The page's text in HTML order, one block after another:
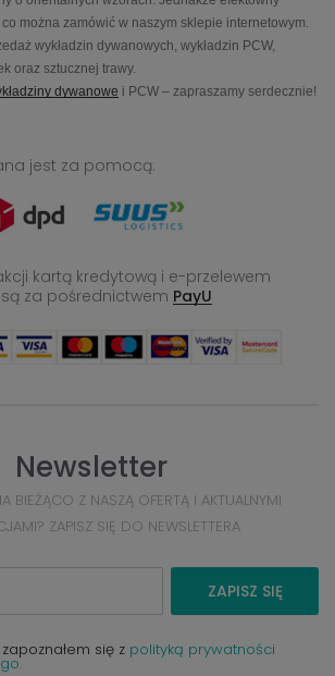
można zamówić w naszym sklepie internetowym.
wykładzin dywanowych, wykładzin PCW,
oraz sztucznej trawy.
dywanowe i PCW – zapraszamy serdecznie!
jest za pomocą:
kartą kredytową i e-przelewem
są za pośrednictwem PayU
Newsletter
BIEŻĄCO Z NASZĄ OFERTĄ I AKTUALNYMI
ZAPISZ SIĘ DO NEWSLETTERA
ZAPISZ SIĘ
się z polityką prywatności